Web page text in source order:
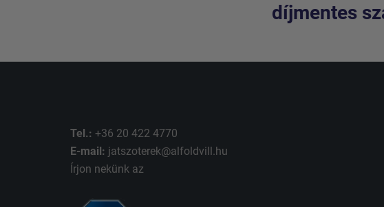
díjmentes
Tel.: +36 20 422 4770
E-mail: jatszoterek@alfoldvill.hu
Írjon nekünk az